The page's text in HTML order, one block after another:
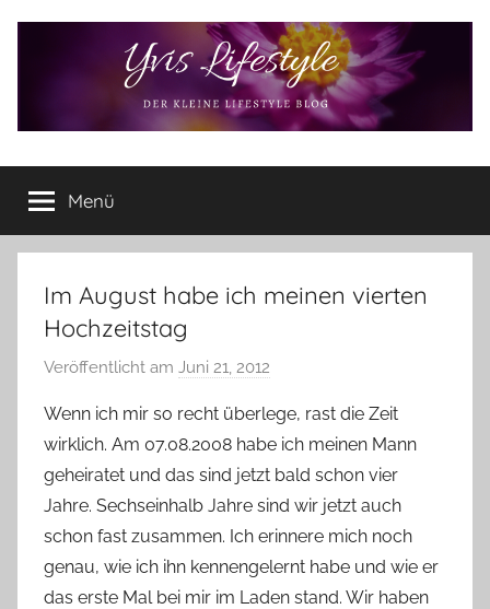
Yvis
Lifestyle
Lifestyle
Blog
–
Lifestyle,
Rezensionen,
Produkttests
und
mehr
Menü
Im August habe ich meinen vierten
Hochzeitstag
Veröffentlicht am Juni 21, 2012
n
Y
v
o
n
n
e
Wenn ich mir so recht überlege, rast die Zeit
wirklich. Am 07.08.2008 habe ich meinen Mann
geheiratet und das sind jetzt bald schon vier
Jahre. Sechseinhalb Jahre sind wir jetzt auch
schon fast zusammen. Ich erinnere mich noch
genau, wie ich ihn kennengelernt habe und wie er
das erste Mal bei mir im Laden stand. Wir haben